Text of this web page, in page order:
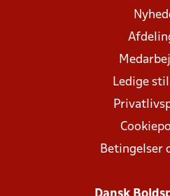
Ledige
Betingelser